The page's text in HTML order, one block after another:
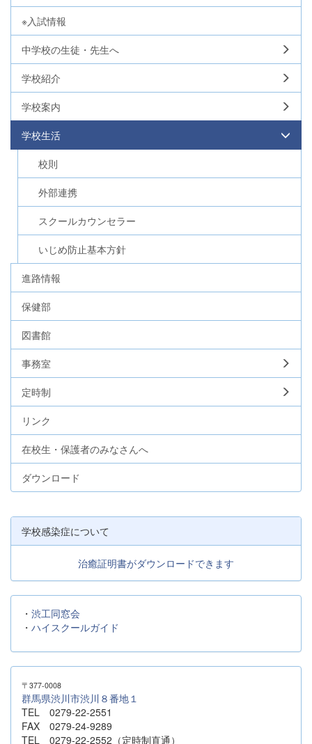
※入試情報
中学校の生徒・先生へ
学校紹介
学校案内
学校生活
校則
外部連携
スクールカウンセラー
いじめ防止基本方針
進路情報
保健部
図書館
事務室
定時制
リンク
在校生・保護者のみなさんへ
ダウンロード
学校感染症について
治癒証明書がダウンロードできます
・ 渋工同窓会
・ ハイスクールガイド
〒377-0008
群馬県渋川市渋川８番地１
TEL 0279-22-2551
FAX 0279-24-9289
TEL 0279-22-2552（定時制直通）